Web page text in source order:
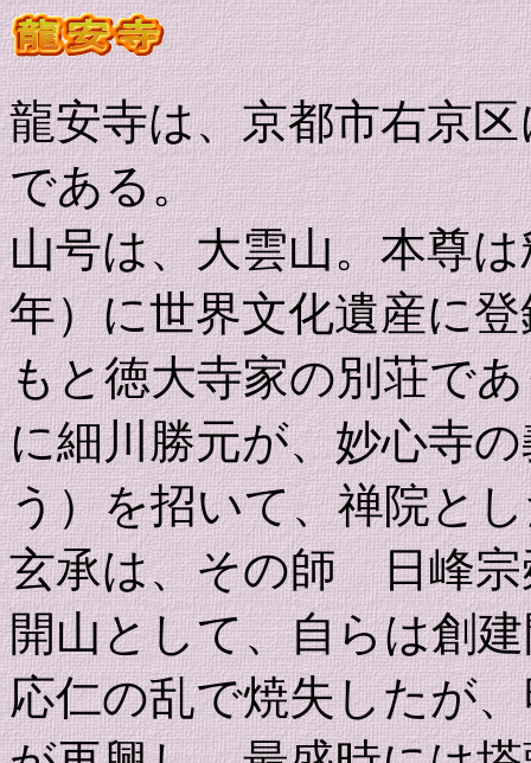
龍安寺は、京都市右京
である。
山号は、大雲山。本尊
年）に世界文化遺産に
もと徳大寺家の別荘で
に細川勝元が、妙心寺
う）を招いて、禅院と
玄承は、その師 日峰宗
開山として、自らは創
応仁の乱で焼失したが